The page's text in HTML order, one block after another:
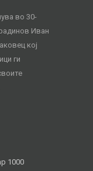
во 30-
Иван
кој
ги
1000